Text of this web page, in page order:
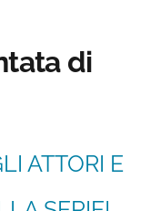
di
ATTORI E